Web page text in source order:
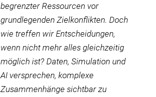
begrenzter Ressourcen vor
grundlegenden Zielkonflikten. Doch
wie treffen wir Entscheidungen,
wenn nicht mehr alles gleichzeitig
möglich ist? Daten, Simulation und
AI versprechen, komplexe
Zusammenhänge sichtbar zu